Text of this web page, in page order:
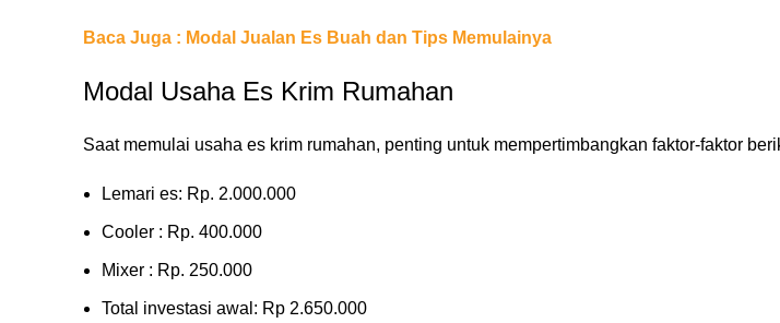
Baca Juga : Modal Jualan Es Buah dan Tips Memulainya
Modal Usaha Es Krim Rumahan
Saat memulai usaha es krim rumahan, penting untuk mempertimbangkan faktor-faktor
Lemari es: Rp. 2.000.000
Cooler : Rp. 400.000
Mixer : Rp. 250.000
Total investasi awal: Rp 2.650.000